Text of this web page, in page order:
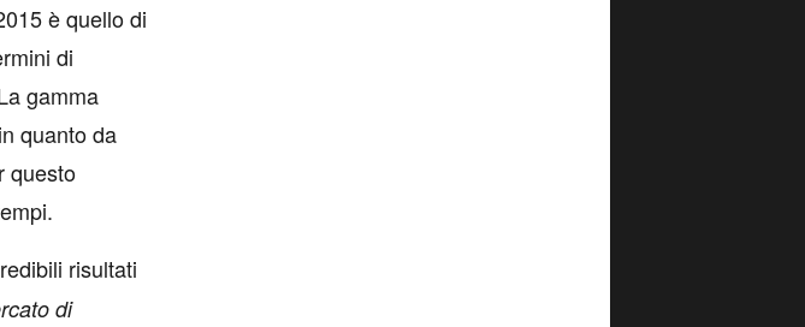
è quello di
di
gamma
quanto da
questo
risultati
di